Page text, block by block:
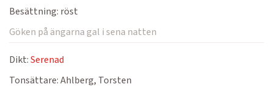
Besättning: röst
Göken på ängarna gal i sena natten
Dikt:Serenad
Tonsättare:Ahlberg, Torsten